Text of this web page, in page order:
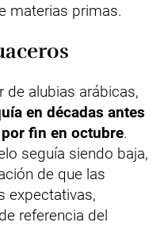
materias primas.
de alubias arábicas,
en décadas antes
fin en octubre.
seguía siendo baja,
de que las
expectativas,
referencia del